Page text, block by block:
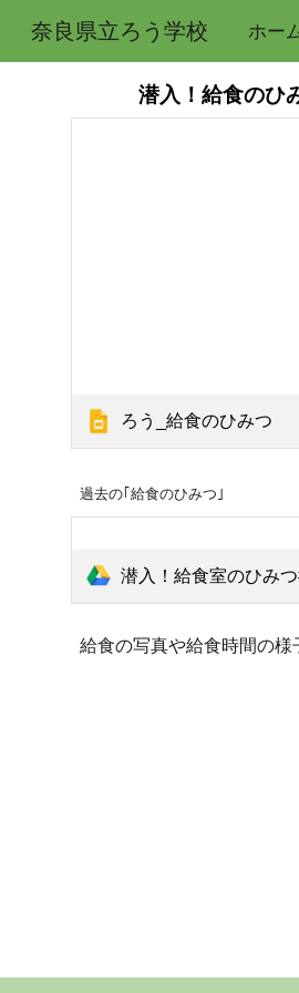
奈良県立ろう学校 ホー
潜入！給食のひ
ろう_給食のひみつ
過去の｢給食のひみつ｣
潜入！給食室のひみつ#1～
給食の写真や給食時間の様